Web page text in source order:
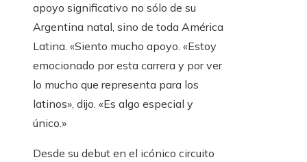
apoyo significativo no sólo de su
Argentina natal, sino de toda América
Latina. «Siento mucho apoyo. «Estoy
emocionado por esta carrera y por ver
lo mucho que representa para los
latinos», dijo. «Es algo especial y
único.»
Desde su debut en el icónico circuito